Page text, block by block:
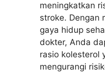
meningkatkan
stroke. Dengan
gaya hidup
dokter, Anda
rasio kolesterol
mengurangi